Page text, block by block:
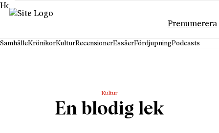
Hoppa till innehåll
Prenumerera
SamhälleKrönikorKulturRecensionerEssäerFördjupningPodcasts
Kultur
En blodig lek